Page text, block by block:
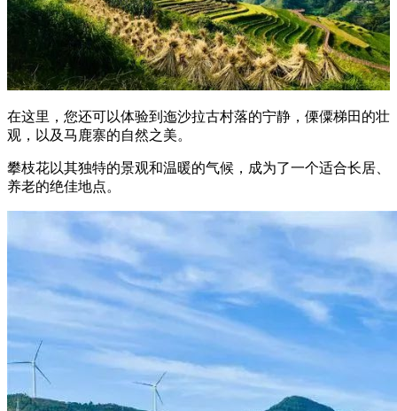
在这里，您还可以体验到迤沙拉古村落的宁静，傈僳梯田的壮
观，以及马鹿寨的自然之美。
攀枝花以其独特的景观和温暖的气候，成为了一个适合长居、
养老的绝佳地点。